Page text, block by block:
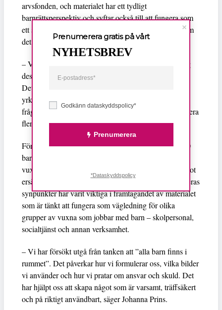
arvsfonden, och materialet har ett tydligt
barnrättsperspektiv och syftar också till att fungera som
ett stöd för att vuxna ska kunna upptäcka och agera om
det finns misstankar om övergrepp.
– Vi vet att många vuxna inte vet hur de ska närma sig
dessa samtal. Materialet är till för att sänka trösklarna.
Det ger kunskap, konkret vägledning och stärker
yrkesverksamma i att våga fråga – och veta hur de ska
fråga, säger Johanna Prins , projektledare för Identifiera
flera, i
ett pressmeddelande.
För att göra materialet tillgängligt för alla barn har 180
barn och unga varit delaktiga i processen, och unga
vuxna som själva har utsatts för sexuellt utnyttjande mot
ersättning som barn har deltagit i en referensgrupp. Deras
synpunkter har varit viktiga i framtagandet av materialet
som är tänkt att fungera som vägledning för olika
grupper av vuxna som jobbar med barn – skolpersonal,
socialtjänst och annan verksamhet.
– Vi har försökt utgå från tanken att ”alla barn finns i
rummet”. Det påverkar hur vi formulerar oss, vilka bilder
vi använder och hur vi pratar om ansvar och skuld. Det
har hjälpt oss att skapa något som är varsamt, träffsäkert
och på riktigt användbart, säger Johanna Prins.
Godkänn dataskyddspolicy*
Prenumerera
Prenumerera gratis på vårt
NYHETSBREV
*Dataskyddspolicy